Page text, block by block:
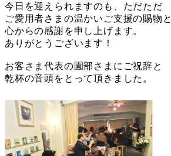
今日を迎えられますのも、ただただ
ご愛用者さまの温かいご支援の賜物と
心からの感謝を申し上げます。
ありがとうございます！
お客さま代表の園部さまにご祝辞と
乾杯の音頭をとって頂きました。